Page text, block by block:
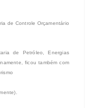
de Controle Orçamentário
de Petróleo, Energias
ficou também com